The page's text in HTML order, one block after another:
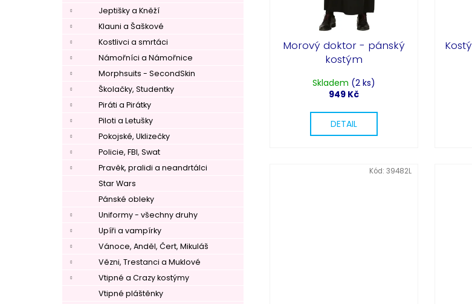
Jeptišky a Kněží
Klauni a Šaškové
Kostlivci a smrtáci
Námořníci a Námořnice
Morphsuits - SecondSkin
Školačky, Studentky
Piráti a Pirátky
Piloti a Letušky
Pokojské, Uklizečky
Policie, FBI, Swat
Pravěk, pralidi a neandrtálci
Star Wars
Pánské obleky
Uniformy - všechny druhy
Upíři a vampírky
Vánoce, Anděl, Čert, Mikuláš
Vězni, Trestanci a Muklové
Vtipné a Crazy kostýmy
Vtipné pláštěnky
Morový doktor - pánský
kostým
Skladem (2 ks)
949 Kč
DETAIL
Kód:39482L